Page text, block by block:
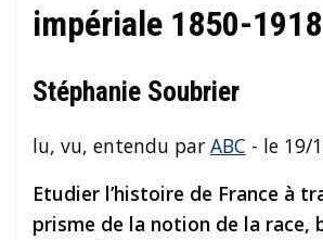
impériale 1850-1918
Stéphanie Soubrier
lu, vu, entendu par ABC - le 19/
Etudier l’histoire de France à
prisme de la notion de la race,